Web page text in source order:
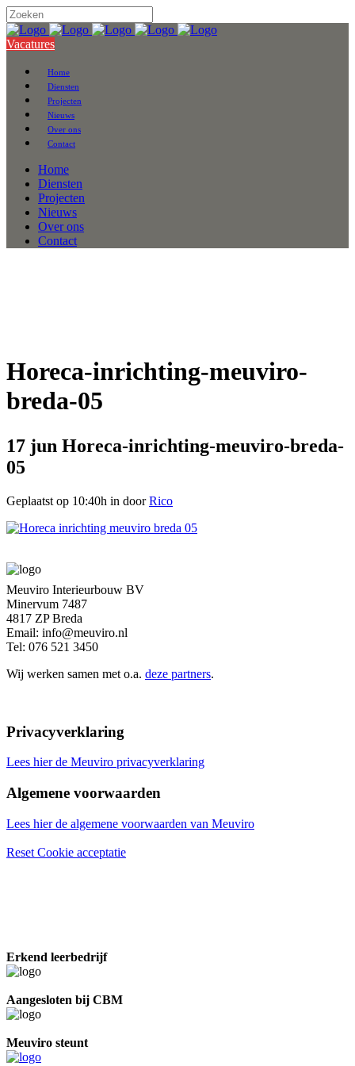
Vacatures
Home
Diensten
Projecten
Nieuws
Over ons
Contact
Home
Diensten
Projecten
Nieuws
Over ons
Contact
Horeca-inrichting-meuviro-
breda-05
17 jun Horeca-inrichting-meuviro-breda-
05
Geplaatst op 10:40h in doorRico
Meuviro Interieurbouw BV
Minervum 7487
4817 ZP Breda
Email: info@meuviro.nl
Tel: 076 521 3450
Wij werken samen met o.a. deze partners.
Privacyverklaring
Lees hier de Meuviro privacyverklaring
Algemene voorwaarden
Lees hier de algemene voorwaarden van Meuviro
Reset Cookie acceptatie
Erkend leerbedrijf
Aangesloten bij CBM
Meuviro steunt